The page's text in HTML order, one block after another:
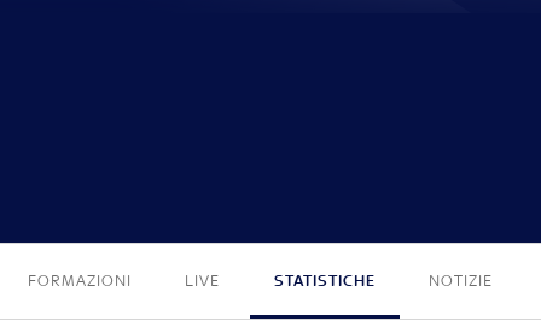
FORMAZIONI LIVE STATISTICHE NOTIZIE